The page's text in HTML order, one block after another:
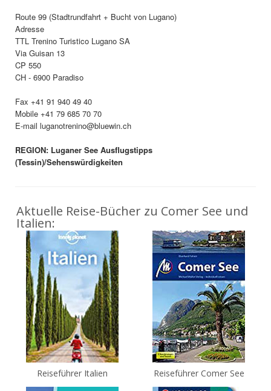
Route 99 (Stadtrundfahrt + Bucht von Lugano)
Adresse
TTL Trenino Turistico Lugano SA
Via Guisan 13
CP 550
CH - 6900 Paradiso
Fax +41 91 940 49 40
Mobile +41 79 685 70 70
E-mail luganotrenino@bluewin.ch
REGION: Luganer See Ausflugstipps
(Tessin)/Sehenswürdigkeiten
Aktuelle Reise-Bücher zu Comer See und
Italien:
Reiseführer Italien Reiseführer Comer See